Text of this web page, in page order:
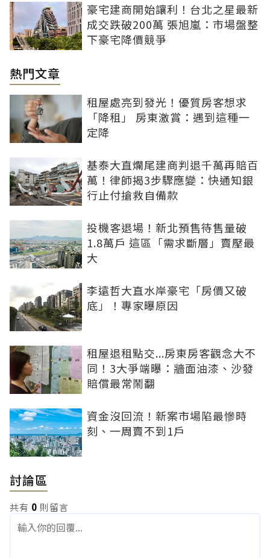
豪宅建商開始讓利！台北之星最新
成交跌破200萬 張旭嵐：市場盤整
下豪宅降價競爭
熱門文章
租屋處亮到發光！優質房客想求
「降租」 房東激賞：遇到這種一
定降
基泰大直爛尾建商判退千萬再賠百
萬！律師揭3步驟應變：快通知銀
行止付搶救自備款
投機客退場！新北預售待售量破
1.8萬戶 這區「需求斷層」賣壓最
大
李遠哲大直水岸豪宅「房價又破
底」！專家曝原因
租屋退租點交...房東房客觀念大不
同！3大爭端曝：牆面油漆、沙發
賠償最常鬧翻
資金沒回流！新案市場陷最慘時
刻、一周賣不到1戶
討論區
共有 0 則留言